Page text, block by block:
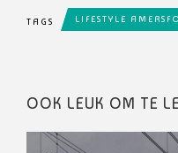
TAGS LIFESTYLE
OOK LEUK OM TE